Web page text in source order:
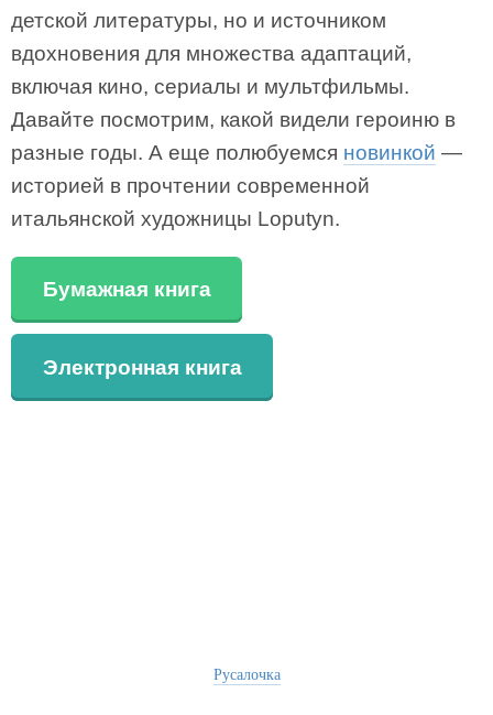
детской литературы, но и источником
вдохновения для множества адаптаций,
включая кино, сериалы и мультфильмы.
Давайте посмотрим, какой видели героиню в
разные годы. А еще полюбуемся новинкой —
историей в прочтении современной
итальянской художницы Loputyn.
Бумажная книга
Электронная книга
Русалочка